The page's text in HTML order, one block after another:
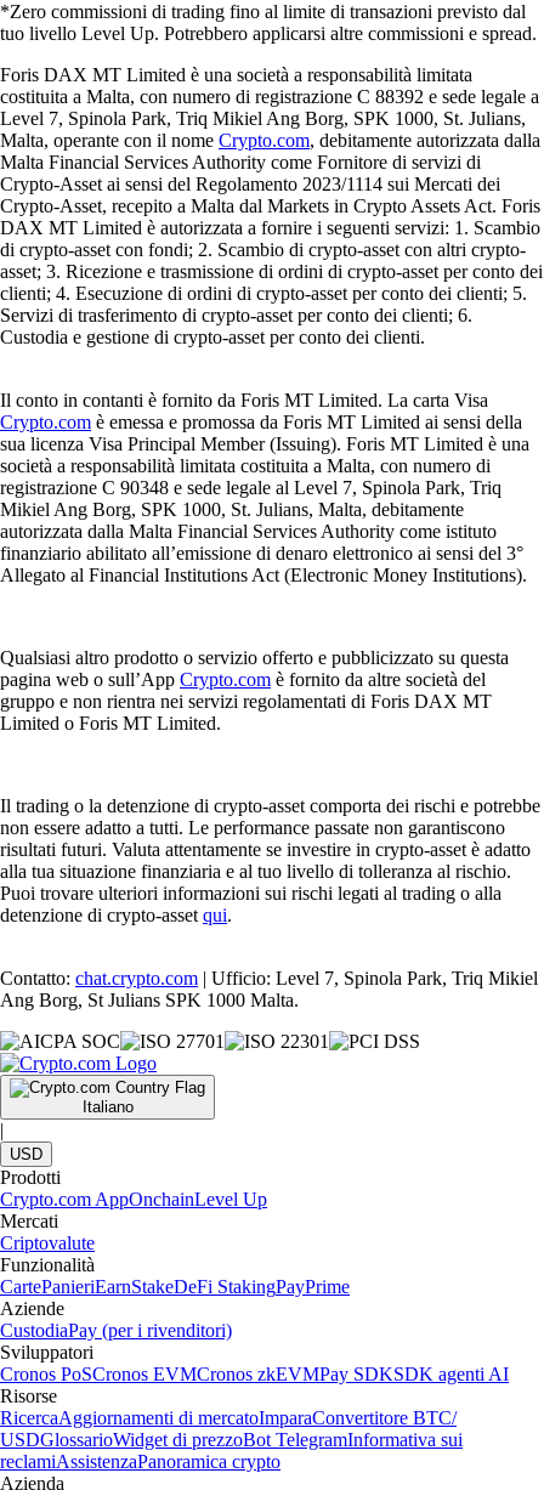
*Zero commissioni di trading fino al limite di transazioni previsto dal
tuo livello Level Up. Potrebbero applicarsi altre commissioni e spread.
Foris DAX MT Limited è una società a responsabilità limitata
costituita a Malta, con numero di registrazione C 88392 e sede legale a
Level 7, Spinola Park, Triq Mikiel Ang Borg, SPK 1000, St. Julians,
Malta, operante con il nome Crypto.com, debitamente autorizzata dalla
Malta Financial Services Authority come Fornitore di servizi di
Crypto-Asset ai sensi del Regolamento 2023/1114 sui Mercati dei
Crypto-Asset, recepito a Malta dal Markets in Crypto Assets Act. Foris
DAX MT Limited è autorizzata a fornire i seguenti servizi: 1. Scambio
di crypto-asset con fondi; 2. Scambio di crypto-asset con altri crypto-
asset; 3. Ricezione e trasmissione di ordini di crypto-asset per conto dei
clienti; 4. Esecuzione di ordini di crypto-asset per conto dei clienti; 5.
Servizi di trasferimento di crypto-asset per conto dei clienti; 6.
Custodia e gestione di crypto-asset per conto dei clienti.
Il conto in contanti è fornito da Foris MT Limited. La carta Visa
Crypto.com è emessa e promossa da Foris MT Limited ai sensi della
sua licenza Visa Principal Member (Issuing). Foris MT Limited è una
società a responsabilità limitata costituita a Malta, con numero di
registrazione C 90348 e sede legale al Level 7, Spinola Park, Triq
Mikiel Ang Borg, SPK 1000, St. Julians, Malta, debitamente
autorizzata dalla Malta Financial Services Authority come istituto
finanziario abilitato all’emissione di denaro elettronico ai sensi del 3°
Allegato al Financial Institutions Act (Electronic Money Institutions).
Qualsiasi altro prodotto o servizio offerto e pubblicizzato su questa
pagina web o sull’App Crypto.com è fornito da altre società del
gruppo e non rientra nei servizi regolamentati di Foris DAX MT
Limited o Foris MT Limited.
Il trading o la detenzione di crypto-asset comporta dei rischi e potrebbe
non essere adatto a tutti. Le performance passate non garantiscono
risultati futuri. Valuta attentamente se investire in crypto-asset è adatto
alla tua situazione finanziaria e al tuo livello di tolleranza al rischio.
Puoi trovare ulteriori informazioni sui rischi legati al trading o alla
detenzione di crypto-asset qui.
Contatto: chat.crypto.com | Ufficio: Level 7, Spinola Park, Triq Mikiel
Ang Borg, St Julians SPK 1000 Malta.
Italiano
|
USD
Prodotti
Crypto.com AppOnchainLevel Up
Mercati
Criptovalute
Funzionalità
CartePanieriEarnStakeDeFi StakingPayPrime
Aziende
CustodiaPay (per i rivenditori)
Sviluppatori
Cronos PoSCronos EVMCronos zkEVMPay SDKSDK agenti AI
Risorse
RicercaAggiornamenti di mercatoImparaConvertitore BTC/
USDGlossarioWidget di prezzoBot TelegramInformativa sui
reclamiAssistenzaPanoramica crypto
Azienda